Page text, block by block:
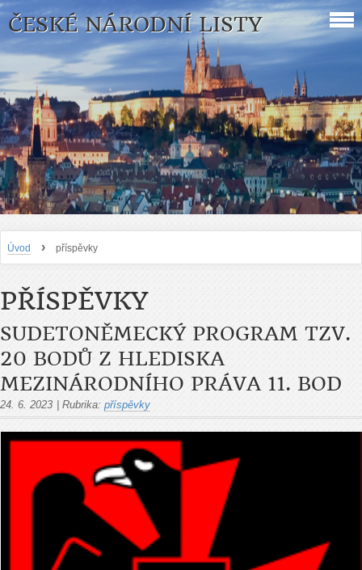
ČESKÉ NÁRODNÍ LISTY
Úvod › příspěvky
PŘÍSPĚVKY
SUDETONĚMECKÝ PROGRAM TZV.
20 BODŮ Z HLEDISKA
MEZINÁRODNÍHO PRÁVA 11. BOD
24. 6. 2023 Rubrika: příspěvky